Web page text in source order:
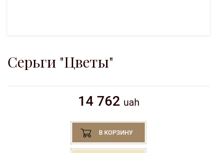
Серьги "Цветы"
14 762 uah
В КОРЗИНУ